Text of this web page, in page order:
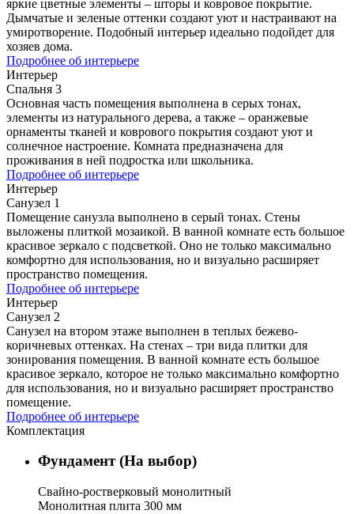
яркие цветные элементы – шторы и ковровое покрытие.
Дымчатые и зеленые оттенки создают уют и настраивают на
умиротворение. Подобный интерьер идеально подойдет для
хозяев дома.
Подробнее об интерьере
Интерьер
Спальня 3
Основная часть помещения выполнена в серых тонах,
элементы из натурального дерева, а также – оранжевые
орнаменты тканей и коврового покрытия создают уют и
солнечное настроение. Комната предназначена для
проживания в ней подростка или школьника.
Подробнее об интерьере
Интерьер
Санузел 1
Помещение санузла выполнено в серый тонах. Стены
выложены плиткой мозаикой. В ванной комнате есть большое
красивое зеркало с подсветкой. Оно не только максимально
комфортно для использования, но и визуально расширяет
пространство помещения.
Подробнее об интерьере
Интерьер
Санузел 2
Санузел на втором этаже выполнен в теплых бежево-
коричневых оттенках. На стенах – три вида плитки для
зонирования помещения. В ванной комнате есть большое
красивое зеркало, которое не только максимально комфортно
для использования, но и визуально расширяет пространство
помещение.
Подробнее об интерьере
Комплектация
Фундамент (На выбор)
Свайно-ростверковый монолитный
Монолитная плита 300 мм